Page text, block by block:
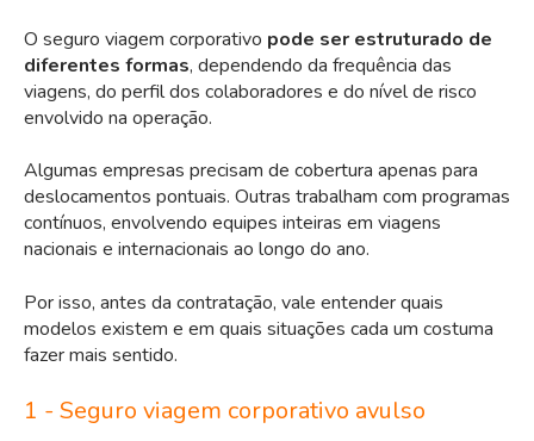
O seguro viagem corporativo pode ser estruturado de
diferentes formas, dependendo da frequência das
viagens, do perfil dos colaboradores e do nível de risco
envolvido na operação.
Algumas empresas precisam de cobertura apenas para
deslocamentos pontuais. Outras trabalham com programas
contínuos, envolvendo equipes inteiras em viagens
nacionais e internacionais ao longo do ano.
Por isso, antes da contratação, vale entender quais
modelos existem e em quais situações cada um costuma
fazer mais sentido.
1 - Seguro viagem corporativo avulso